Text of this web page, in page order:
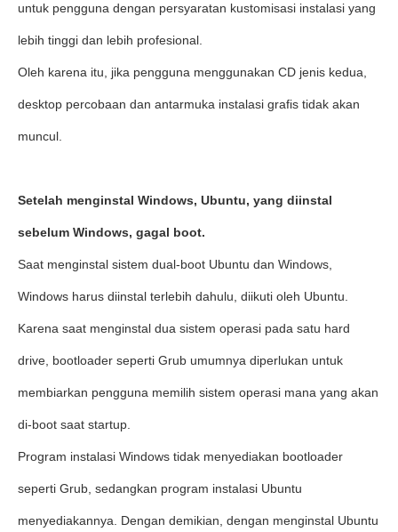
untuk pengguna dengan persyaratan kustomisasi instalasi yang
lebih tinggi dan lebih profesional.
Oleh karena itu, jika pengguna menggunakan CD jenis kedua,
desktop percobaan dan antarmuka instalasi grafis tidak akan
muncul.
Setelah menginstal Windows, Ubuntu, yang diinstal
sebelum Windows, gagal boot.
Saat menginstal sistem dual-boot Ubuntu dan Windows,
Windows harus diinstal terlebih dahulu, diikuti oleh Ubuntu.
Karena saat menginstal dua sistem operasi pada satu hard
drive, bootloader seperti Grub umumnya diperlukan untuk
membiarkan pengguna memilih sistem operasi mana yang akan
di-boot saat startup.
Program instalasi Windows tidak menyediakan bootloader
seperti Grub, sedangkan program instalasi Ubuntu
menyediakannya. Dengan demikian, dengan menginstal Ubuntu